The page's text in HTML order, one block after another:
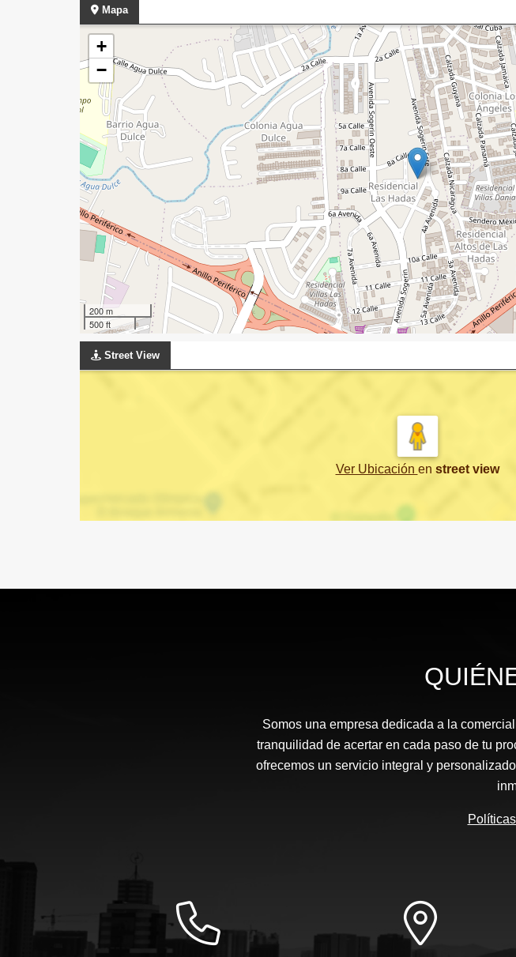
Mapa
+
−
200 m
500 ft
Street View
Ver Ubicación en street view
Somos una empresa dedicada a la
tranquilidad de acertar en cada paso de tu
ofrecemos un servicio integral y